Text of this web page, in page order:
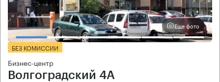
Еще фото
БЕЗ КОМИССИИ
Бизнес-центр
Волгоградский 4А